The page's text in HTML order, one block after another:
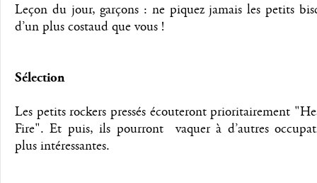
Leçon du jour, garçons : ne piquez jamais les petits
d’un plus costaud que vous !
Sélection
Les petits rockers pressés écouteront prioritairement
Fire". Et puis, ils pourront vaquer à d’autres
plus intéressantes.